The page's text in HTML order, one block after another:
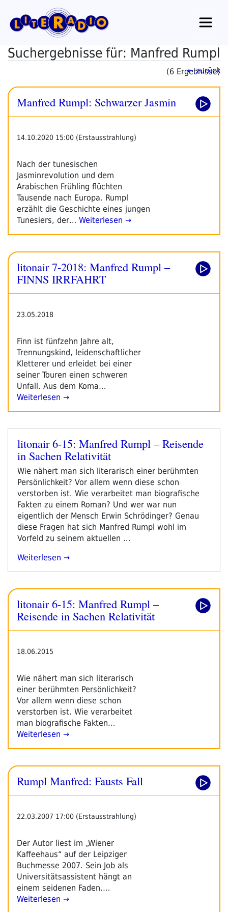
Inhalt
springen
Suchergebnisse für: Manfred Rumpl
(6 Ergebnisse)
← zurück
Manfred Rumpl: Schwarzer Jasmin
14.10.2020 15:00 (Erstausstrahlung)
Nach der tunesischen
Jasminrevolution und dem
Arabischen Frühling flüchten
Tausende nach Europa. Rumpl
erzählt die Geschichte eines jungen
Tunesiers, der… Weiterlesen →
litonair 7-2018: Manfred Rumpl –
FINNS IRRFAHRT
23.05.2018
Finn ist fünfzehn Jahre alt,
Trennungskind, leidenschaftlicher
Kletterer und erleidet bei einer
seiner Touren einen schweren
Unfall. Aus dem Koma…
Weiterlesen →
Veröffentlicht
am
litonair 6-15: Manfred Rumpl – Reisende
in Sachen Relativität
Wie nähert man sich literarisch einer berühmten
Persönlichkeit? Vor allem wenn diese schon
verstorben ist. Wie verarbeitet man biografische
Fakten zu einem Roman? Und wer war nun
eigentlich der Mensch Erwin Schrödinger? Genau
diese Fragen hat sich Manfred Rumpl wohl im
Vorfeld zu seinem aktuellen …
„litonair
Manfred
Rumpl
–
Sachen
Relativität“
Weiterlesen
litonair 6-15: Manfred Rumpl –
Reisende in Sachen Relativität
18.06.2015
Wie nähert man sich literarisch
einer berühmten Persönlichkeit?
Vor allem wenn diese schon
verstorben ist. Wie verarbeitet
man biografische Fakten…
Weiterlesen →
Rumpl Manfred: Fausts Fall
22.03.2007 17:00 (Erstausstrahlung)
Der Autor liest im „Wiener
Kaffeehaus“ auf der Leipziger
Buchmesse 2007. Sein Job als
Universitätsassistent hängt an
einem seidenen Faden.…
Weiterlesen →